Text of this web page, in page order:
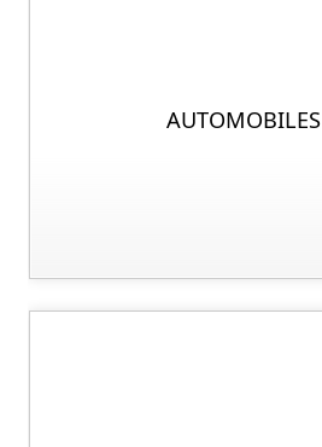
AUTOMOBILES